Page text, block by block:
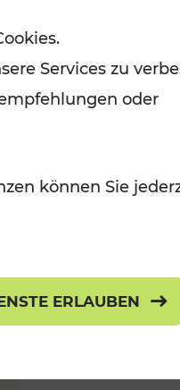
Services zu
oder
können Sie
ERLAUBEN